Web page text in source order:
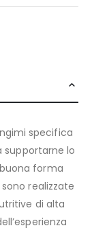
specifica
supportarne lo
forma
realizzate
di alta